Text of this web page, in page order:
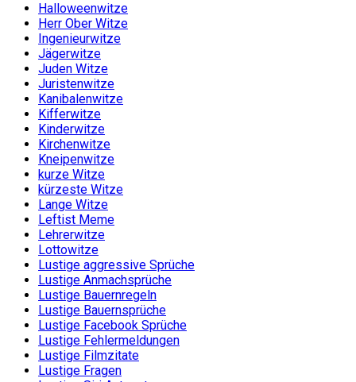
Halloweenwitze
Herr Ober Witze
Ingenieurwitze
Jägerwitze
Juden Witze
Juristenwitze
Kanibalenwitze
Kifferwitze
Kinderwitze
Kirchenwitze
Kneipenwitze
kurze Witze
kürzeste Witze
Lange Witze
Leftist Meme
Lehrerwitze
Lottowitze
Lustige aggressive Sprüche
Lustige Anmachsprüche
Lustige Bauernregeln
Lustige Bauernsprüche
Lustige Facebook Sprüche
Lustige Fehlermeldungen
Lustige Filmzitate
Lustige Fragen